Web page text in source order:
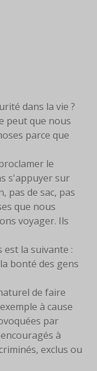
dans la vie ?
peut que nous
parce que
le
s'appuyer sur
pas de sac, pas
que nous
voyager. Ils
est la suivante :
bonté des gens
de faire
à cause
par
à
exclus ou